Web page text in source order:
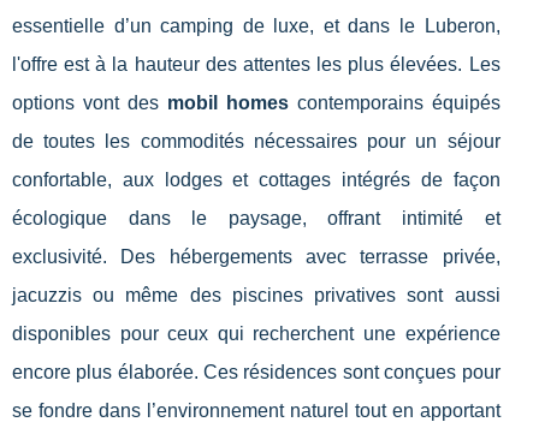
essentielle d’un camping de luxe, et dans le Luberon,
l'offre est à la hauteur des attentes les plus élevées. Les
options vont des mobil homescontemporains équipés
de toutes les commodités nécessaires pour un séjour
confortable, aux lodges et cottages intégrés de façon
écologique dans le paysage, offrant intimité et
exclusivité. Des hébergements avec terrasse privée,
jacuzzis ou même des piscines privatives sont aussi
disponibles pour ceux qui recherchent une expérience
encore plus élaborée. Ces résidences sont conçues pour
se fondre dans l’environnement naturel tout en apportant